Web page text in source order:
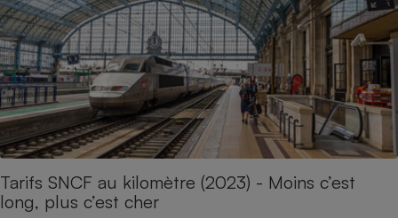
Tarifs SNCF au kilomètre (2023) - Moins c’est
long, plus c’est cher